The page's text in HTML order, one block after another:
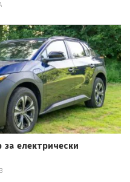
електрически